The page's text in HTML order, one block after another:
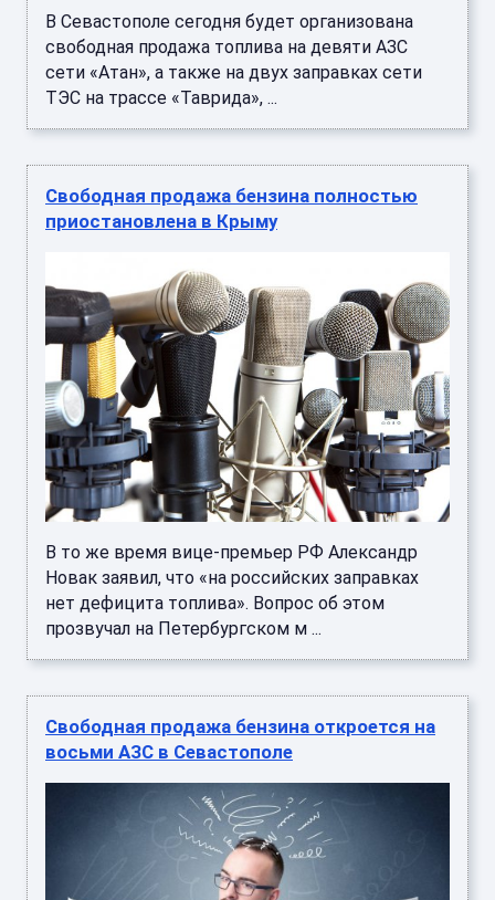
В Севастополе сегодня будет организована
свободная продажа топлива на девяти АЗС
сети «Атан», а также на двух заправках сети
ТЭС на трассе «Таврида», ...
Свободная продажа бензина полностью
приостановлена в Крыму
В то же время вице-премьер РФ Александр
Новак заявил, что «на российских заправках
нет дефицита топлива». Вопрос об этом
прозвучал на Петербургском м ...
Свободная продажа бензина откроется на
восьми АЗС в Севастополе